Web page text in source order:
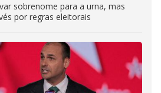
sobrenome para a urna, mas
por regras eleitorais